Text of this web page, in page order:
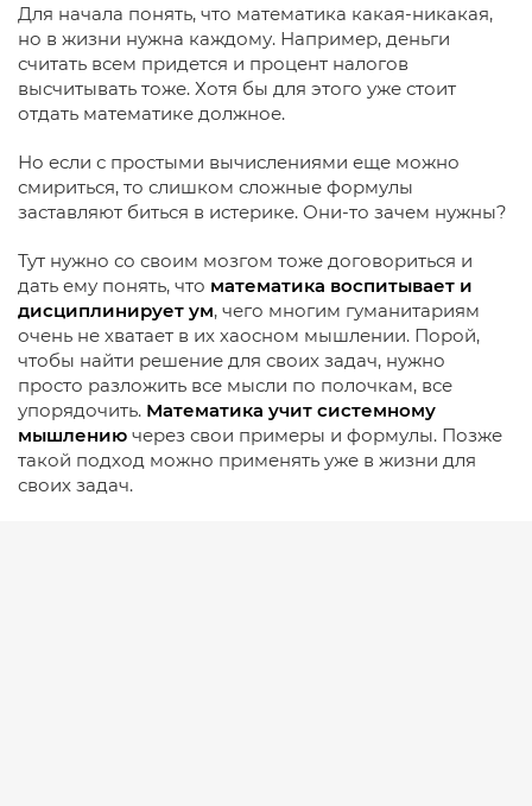
Для начала понять, что математика какая-никакая,
но в жизни нужна каждому. Например, деньги
считать всем придется и процент налогов
высчитывать тоже. Хотя бы для этого уже стоит
отдать математике должное.
Но если с простыми вычислениями еще можно
смириться, то слишком сложные формулы
заставляют биться в истерике. Они-то зачем нужны?
Тут нужно со своим мозгом тоже договориться и
дать ему понять, что математика воспитывает и
дисциплинирует ум, чего многим гуманитариям
очень не хватает в их хаосном мышлении. Порой,
чтобы найти решение для своих задач, нужно
просто разложить все мысли по полочкам, все
упорядочить. Математика учит системному
мышлению через свои примеры и формулы. Позже
такой подход можно применять уже в жизни для
своих задач.